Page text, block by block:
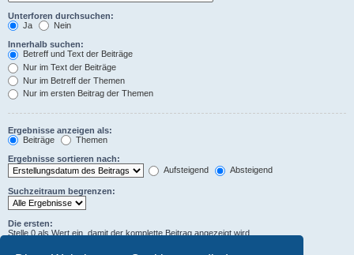
Unterforen durchsuchen:
Ja
Nein
Innerhalb suchen:
Betreff und Text der Beiträge
Nur im Text der Beiträge
Nur im Betreff der Themen
Nur im ersten Beitrag der Themen
Ergebnisse anzeigen als:
Beiträge
Themen
Ergebnisse sortieren nach:
Aufsteigend
Absteigend
Suchzeitraum begrenzen:
Die ersten:
Stelle 0 als Wert ein, damit der komplette Beitrag angezeigt wird.